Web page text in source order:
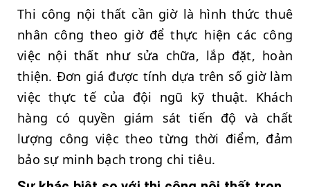
Thi công nội thất cần giờ là hình thức thuê
nhân công theo giờ để thực hiện các công
việc nội thất như sửa chữa, lắp đặt, hoàn
thiện. Đơn giá được tính dựa trên số giờ làm
việc thực tế của đội ngũ kỹ thuật. Khách
hàng có quyền giám sát tiến độ và chất
lượng công việc theo từng thời điểm, đảm
bảo sự minh bạch trong chi tiêu.